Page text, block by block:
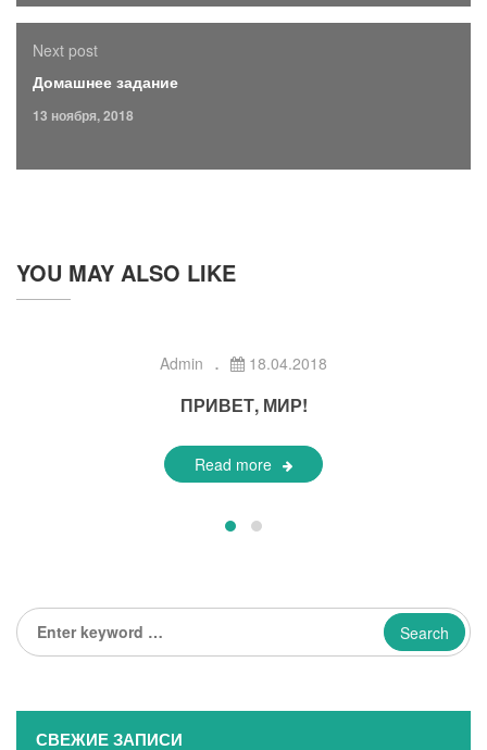
Next post
Домашнее задание
13 ноября, 2018
YOU MAY ALSO LIKE
Admin 18.04.2018
ПРИВЕТ, МИР!
Read more
Enter
keyword
СВЕЖИЕ ЗАПИСИ